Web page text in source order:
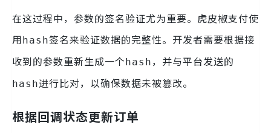
在这过程中，参数的签名验证尤为重要。虎皮椒支付使
用hash签名来验证数据的完整性。开发者需要根据接
收到的参数重新生成一个hash ，并与平台发送的
hash进行比对，以确保数据未被篡改。
根据回调状态更新订单